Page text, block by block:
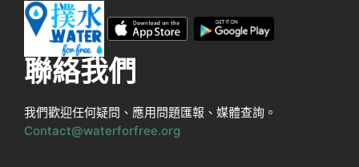
聯絡我們
我們歡迎任何疑問、應用問題匯報、媒體查詢。
Contact@waterforfree.org